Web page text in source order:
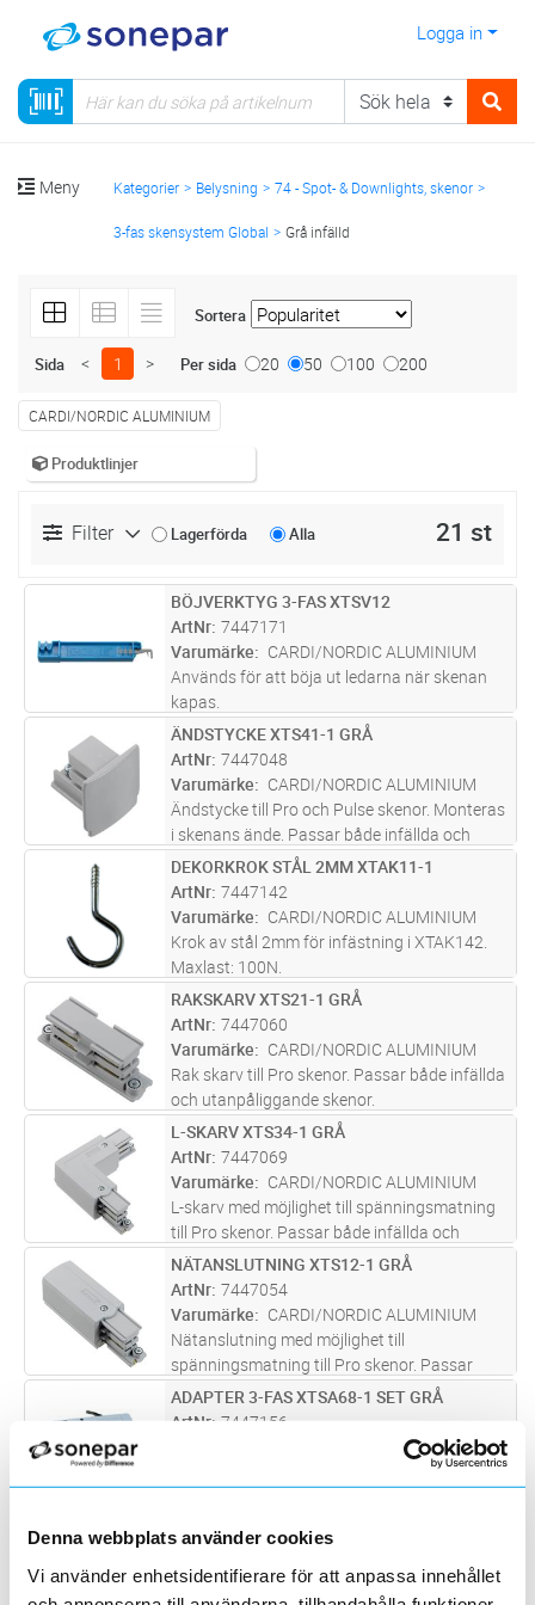
Denna webbplats använder cookies
Vi använder enhetsidentifierare för att anpassa innehållet
Logga in
Meny Kategorier Belysning 74 - Spot- & Downlights, skenor
3-fas skensystem Global Grå infälld
Sortera
Sida < 1 > Per sida 20 50 100 200
CARDI/NORDIC ALUMINIUM
Produktlinjer
Filter Lagerförda Alla 21 st
ST Lägg i kundvagn
BÖJVERKTYG 3-FAS XTSV12
ArtNr 7447171
Varumärke
CARDI/NORDIC ALUMINIUM
Används för att böja ut ledarna när skenan
kapas.
ST Lägg i kundvagn
ÄNDSTYCKE XTS41-1 GRÅ
ArtNr 7447048
Varumärke
CARDI/NORDIC ALUMINIUM
Ändstycke till Pro och Pulse skenor. Monteras
i skenans ände. Passar både infällda och
utanpåliggande skenor.
ST Lägg i kundvagn
DEKORKROK STÅL 2MM XTAK11-1
ArtNr 7447142
Varumärke
CARDI/NORDIC ALUMINIUM
Krok av stål 2mm för infästning i XTAK142.
Maxlast: 100N.
ST Lägg i kundvagn
RAKSKARV XTS21-1 GRÅ
ArtNr 7447060
Varumärke
CARDI/NORDIC ALUMINIUM
Rak skarv till Pro skenor. Passar både infällda
och utanpåliggande skenor.
ST Lägg i kundvagn
L-SKARV XTS34-1 GRÅ
ArtNr 7447069
Varumärke
CARDI/NORDIC ALUMINIUM
L-skarv med möjlighet till spänningsmatning
till Pro skenor. Passar både infällda och
utanpåliggande skenor.
ST Lägg i kundvagn
NÄTANSLUTNING XTS12-1 GRÅ
ArtNr 7447054
Varumärke
CARDI/NORDIC ALUMINIUM
Nätanslutning med möjlighet till
spänningsmatning till Pro skenor. Passar
både infällda och utanpåliggande skenor.
ST Lägg i kundvagn
ADAPTER 3-FAS XTSA68-1 SET GRÅ
ArtNr 7447156
CARDI/NORDIC ALUMINIUM
3-fas adapter med nippel och dragavlastning.
ST Lägg i kundvagn
T-SKARV XTS36-1 GRÅ
Varumärke CARDI/NORDIC ALUMINIUM